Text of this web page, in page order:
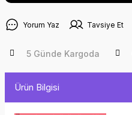
Yorum Yaz Tavsiye Et
5 Günde Kargoda
Ürün Bilgisi